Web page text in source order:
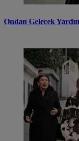
Ondan Gelecek